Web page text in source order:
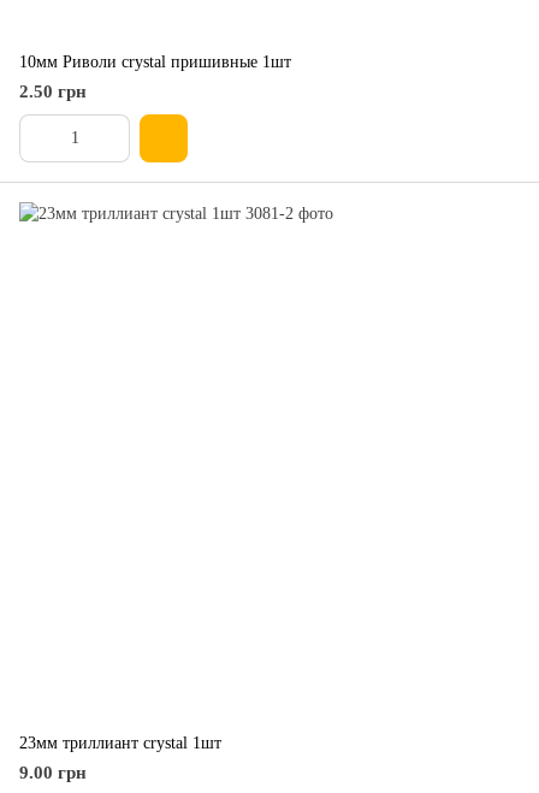
10мм Риволи crystal пришивные 1шт
2.50 грн
23мм триллиант crystal 1шт
9.00 грн